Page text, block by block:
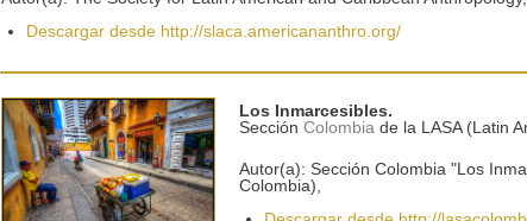
Descargar desde http://slaca.americananthro.org/
Los Inmarcesibles.
Sección Colombia de la LASA (Latin
Autor(a): Sección Colombia "Los
Colombia),